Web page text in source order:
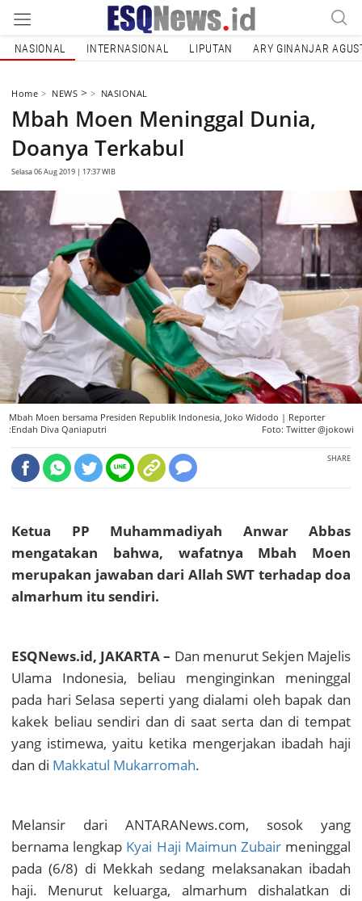
NASIONAL INTERNASIONAL LIPUTAN ARY GINANJAR
Home NEWS > NASIONAL
Mbah Moen Meninggal Dunia,
Doanya Terkabul
Selasa 06 Aug 2019 | 17:37 WIB
Mbah Moen bersama Presiden Republik Indonesia, Joko Widodo | Reporter
:Endah Diva Qaniaputri
Foto: Twitter @jokowi
SHARE
Ketua PP Muhammadiyah Anwar Abbas
mengatakan bahwa, wafatnya Mbah Moen
merupakan jawaban dari Allah SWT terhadap doa
almarhum itu sendiri.
ESQNews.id, JAKARTA – Dan menurut Sekjen Majelis
Ulama Indonesia, beliau menginginkan meninggal
pada hari Selasa seperti yang dialami oleh bapak dan
kakek beliau sendiri dan di saat serta dan di tempat
yang istimewa, yaitu ketika mengerjakan ibadah haji
dan di Makkatul Mukarromah.
Melansir dari ANTARANews.com, sosok yang
bernama lengkap Kyai Haji Maimun Zubairmeninggal
pada (6/8) di Mekkah sedang melaksanakan ibadah
haji. Menurut keluarga, almarhum dishalatkan di